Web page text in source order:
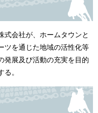
式会社が、ホームタウンと
ツを通じた地域の活性化等
発展及び活動の充実を目的
。